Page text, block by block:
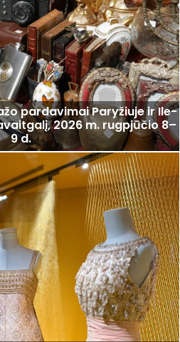
pardavimai Paryžiuje ir Ile-
2026 m. rugpjūčio 8–
9 d.